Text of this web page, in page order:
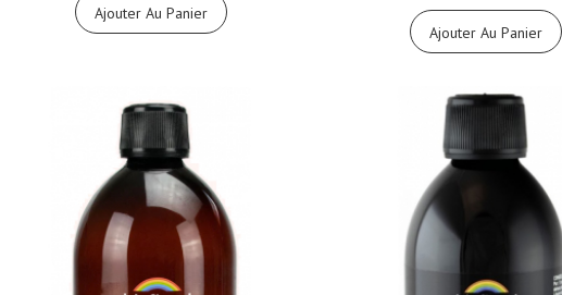
Ajouter Au Panier
Ajouter Au Panier